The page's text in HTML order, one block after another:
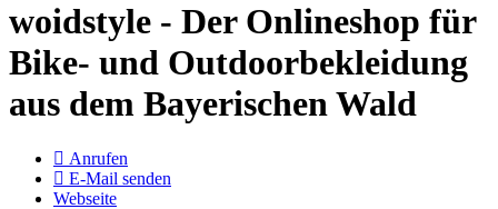
woidstyle - Der Onlineshop für
Bike- und Outdoorbekleidung
aus dem Bayerischen Wald
Anrufen
E-Mail senden
Webseite